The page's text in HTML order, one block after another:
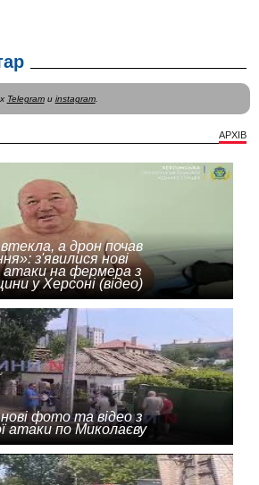
Telegramи instagram.
АРХІВ
а дрон почав
з'явилися нові
атаки на фермера з
у Херсоні (відео)
фото та відео з
атаки по Миколаєву